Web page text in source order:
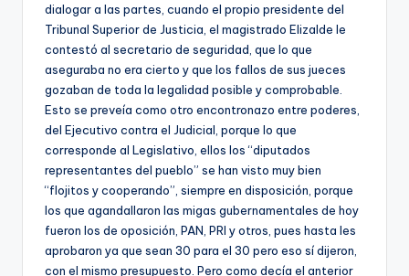
dialogar a las partes, cuando el propio presidente del
Tribunal Superior de Justicia, el magistrado Elizalde le
contestó al secretario de seguridad, que lo que
aseguraba no era cierto y que los fallos de sus jueces
gozaban de toda la legalidad posible y comprobable.
Esto se preveía como otro encontronazo entre poderes,
del Ejecutivo contra el Judicial, porque lo que
corresponde al Legislativo, ellos los “diputados
representantes del pueblo” se han visto muy bien
“flojitos y cooperando”, siempre en disposición, porque
los que agandallaron las migas gubernamentales de hoy
fueron los de oposición, PAN, PRI y otros, pues hasta les
aprobaron ya que sean 30 para el 30 pero eso sí dijeron,
con el mismo presupuesto. Pero como decía el anterior